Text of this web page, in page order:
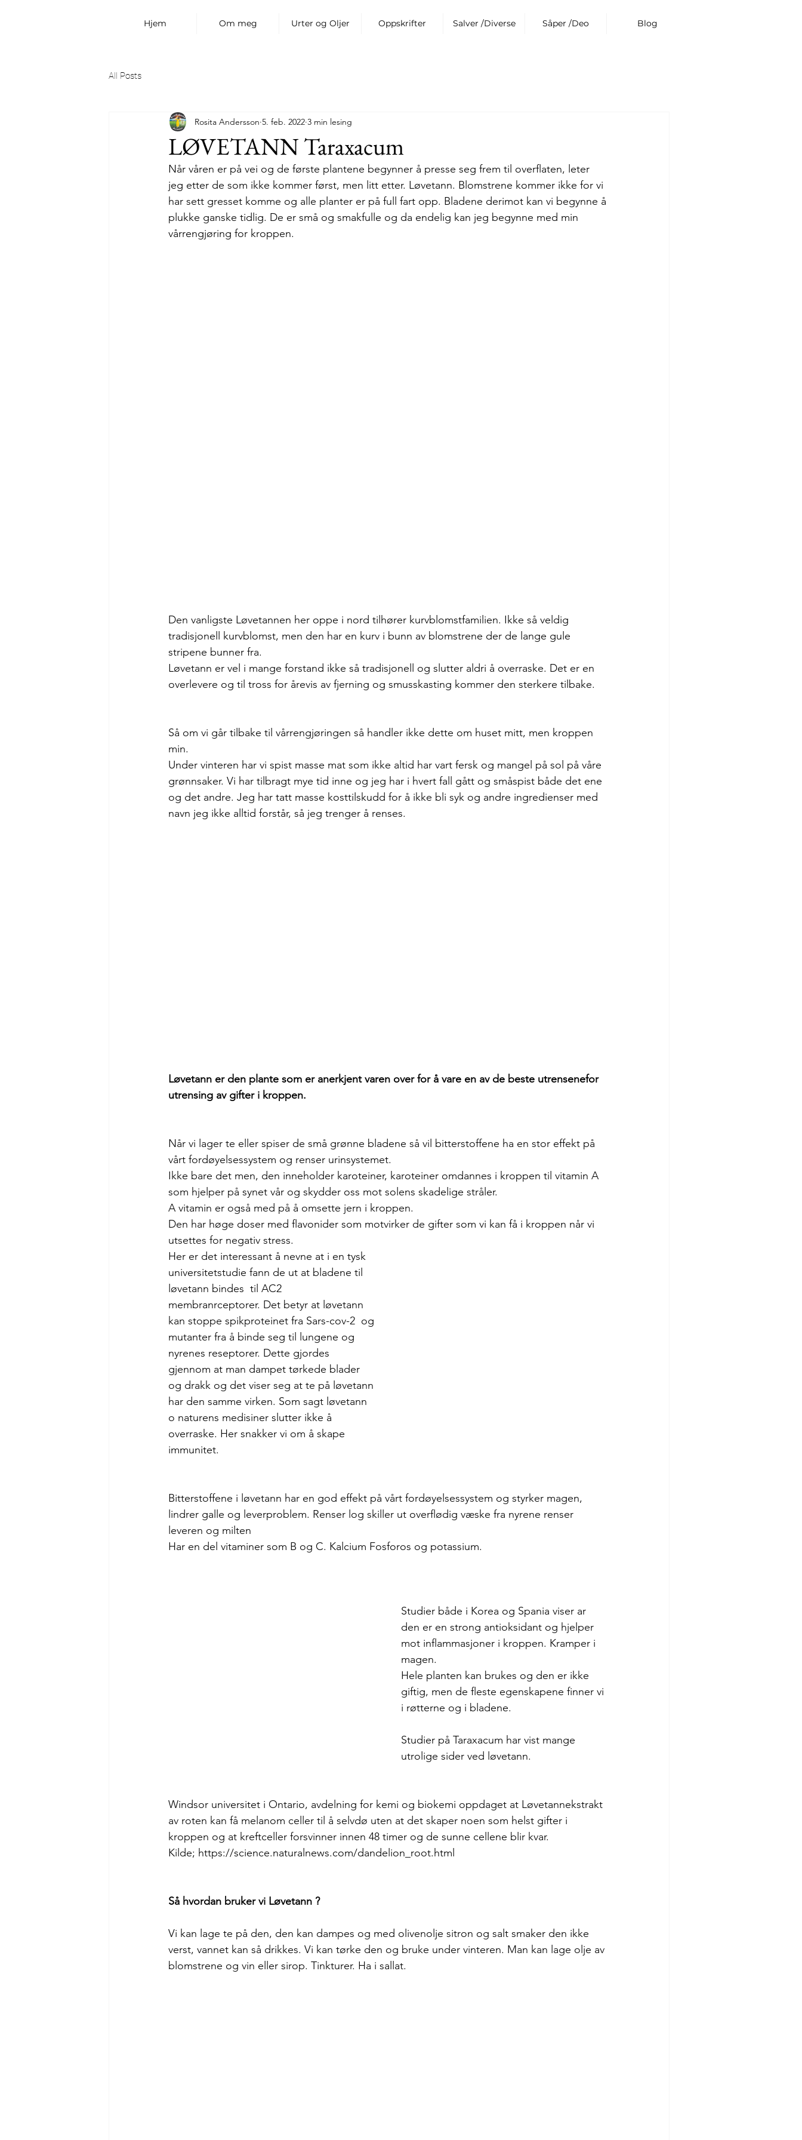
Hjem Om meg Urter og Oljer Oppskrifter Salver /Diverse Såper /Deo Blog
All Posts
LØVETANN Taraxacum
Rosita Andersson 5. feb. 2022 3 min lesing
Når våren er på vei og de første plantene begynner å presse seg frem til overflaten, leter
jeg etter de som ikke kommer først, men litt etter. Løvetann. Blomstrene kommer ikke for vi
har sett gresset komme og alle planter er på full fart opp. Bladene derimot kan vi begynne å
plukke ganske tidlig. De er små og smakfulle og da endelig kan jeg begynne med min
vårrengjøring for kroppen.
Den vanligste Løvetannen her oppe i nord tilhører kurvblomstfamilien. Ikke så veldig
tradisjonell kurvblomst, men den har en kurv i bunn av blomstrene der de lange gule
stripene bunner fra.
Løvetann er vel i mange forstand ikke så tradisjonell og slutter aldri å overraske. Det er en
overlevere og til tross for årevis av fjerning og smusskasting kommer den sterkere tilbake.
Så om vi går tilbake til vårrengjøringen så handler ikke dette om huset mitt, men kroppen
min.
Under vinteren har vi spist masse mat som ikke altid har vart fersk og mangel på sol på våre
grønnsaker. Vi har tilbragt mye tid inne og jeg har i hvert fall gått og småspist både det ene
og det andre. Jeg har tatt masse kosttilskudd for å ikke bli syk og andre ingredienser med
navn jeg ikke alltid forstår, så jeg trenger å renses.
Løvetann er den plante som er anerkjent varen over for å vare en av de beste utrensenefor
utrensing av gifter i kroppen.
Når vi lager te eller spiser de små grønne bladene så vil bitterstoffene ha en stor effekt på
vårt fordøyelsessystem og renser urinsystemet.
Ikke bare det men, den inneholder karoteiner, karoteiner omdannes i kroppen til vitamin A
som hjelper på synet vår og skydder oss mot solens skadelige stråler.
A vitamin er også med på å omsette jern i kroppen.
Den har høge doser med flavonider som motvirker de gifter som vi kan få i kroppen når vi
utsettes for negativ stress.
Her er det interessant å nevne at i en tysk
universitetstudie fann de ut at bladene til
løvetann bindes  til AC2
membranrceptorer. Det betyr at løvetann
kan stoppe spikproteinet fra Sars-cov-2  og
mutanter fra å binde seg til lungene og
nyrenes reseptorer. Dette gjordes
gjennom at man dampet tørkede blader
og drakk og det viser seg at te på løvetann
har den samme virken. Som sagt løvetann
o naturens medisiner slutter ikke å
overraske. Her snakker vi om å skape
immunitet.
Bitterstoffene i løvetann har en god effekt på vårt fordøyelsessystem og styrker magen,
lindrer galle og leverproblem. Renser log skiller ut overflødig væske fra nyrene renser
leveren og milten
Har en del vitaminer som B og C. Kalcium Fosforos og potassium.
Studier både i Korea og Spania viser ar
den er en strong antioksidant og hjelper
mot inflammasjoner i kroppen. Kramper i
magen.
Hele planten kan brukes og den er ikke
giftig, men de fleste egenskapene finner vi
i røtterne og i bladene.
Studier på Taraxacum har vist mange
utrolige sider ved løvetann.
Windsor universitet i Ontario, avdelning for kemi og biokemi oppdaget at Løvetannekstrakt
av roten kan få melanom celler til å selvdø uten at det skaper noen som helst gifter i
kroppen og at kreftceller forsvinner innen 48 timer og de sunne cellene blir kvar.
Kilde; https://science.naturalnews.com/dandelion_root.html
Så hvordan bruker vi Løvetann ?
Vi kan lage te på den, den kan dampes og med olivenolje sitron og salt smaker den ikke
verst, vannet kan så drikkes. Vi kan tørke den og bruke under vinteren. Man kan lage olje av
blomstrene og vin eller sirop. Tinkturer. Ha i sallat.